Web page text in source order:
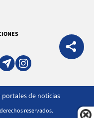
portales de noticias
reservados.